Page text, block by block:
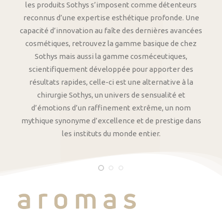
les produits Sothys s’imposent comme détenteurs
reconnus d’une expertise esthétique profonde. Une
capacité d’innovation au faîte des dernières avancées
cosmétiques, retrouvez la gamme basique de chez
Sothys mais aussi la gamme cosméceutiques,
scientifiquement développée pour apporter des
résultats rapides, celle-ci est une alternative à la
chirurgie Sothys, un univers de sensualité et
d’émotions d’un raffinement extrême, un nom
mythique synonyme d’excellence et de prestige dans
les instituts du monde entier.